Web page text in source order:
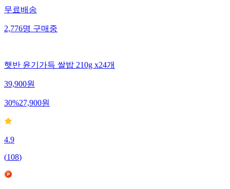
무료배송
2,776명구매중
햇반 윤기가득 쌀밥 210g x24개
39,900원
30%27,900원
4.9
(108)